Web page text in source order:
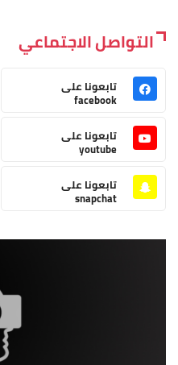
التواصل الاجتماعي
تابعونا على
facebook
تابعونا على
youtube
تابعونا على
snapchat